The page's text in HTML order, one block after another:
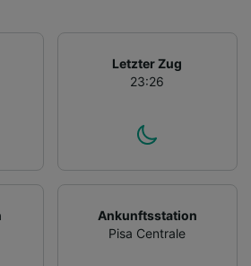
Letzter Zug
23:26
Ankunftsstation
Pisa Centrale